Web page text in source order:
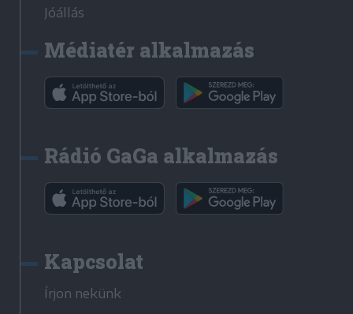
Jóállás
Médiatér alkalmazás
Rádió GaGa alkalmazás
Kapcsolat
Írjon nekünk